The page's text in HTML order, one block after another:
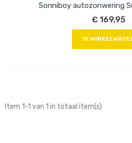
Sonniboy autozonwering
€ 169,95
IN
Item 1-1 van 1 in totaal item(s)